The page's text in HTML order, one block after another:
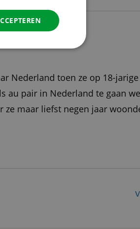
Nederland toen ze op 18-jarige
au pair in Nederland te gaan
ze maar liefst negen jaar
DANISH
SWEDISH